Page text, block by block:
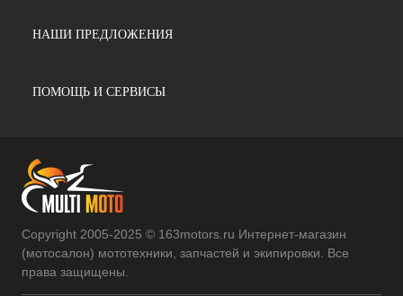
НАШИ ПРЕДЛОЖЕНИЯ
ПОМОЩЬ И СЕРВИСЫ
Copyright 2005-2025 © 163motors.ru Интернет-магазин
(мотосалон) мототехники, запчастей и экипировки. Все
права защищены.